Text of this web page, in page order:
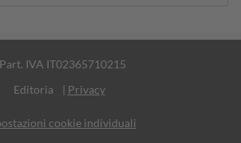
Part. IVA IT02365710215
Editoria
| Privacy
cookie individuali